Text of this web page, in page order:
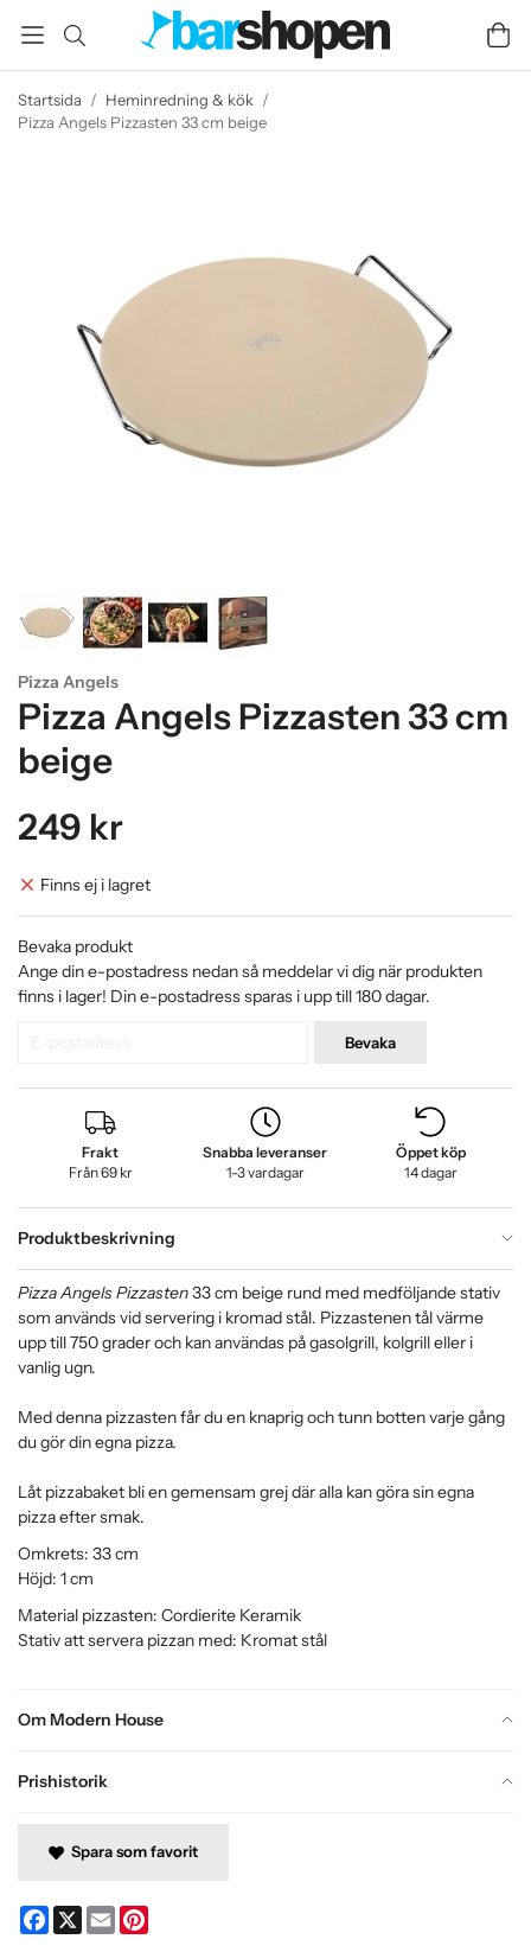
Startsida / Heminredning & kök /
Pizza Angels Pizzasten 33 cm beige
Pizza Angels
Pizza Angels Pizzasten 33 cm
beige
249 kr
Finns ej i lagret
Bevaka produkt
Ange din e-postadress nedan så meddelar vi dig när produkten
finns i lager! Din e-postadress sparas i upp till 180 dagar.
Bevaka
Frakt
Från 69 kr
Snabba leveranser
1-3 vardagar
Öppet köp
14 dagar
Produktbeskrivning
Om Modern House
Prishistorik
Pizza Angels Pizzasten33 cm beige rund med medföljande stativ
som används vid servering i kromad stål. Pizzastenen tål värme
upp till 750 grader och kan användas på gasolgrill, kolgrill eller i
vanlig ugn.
Med denna pizzasten får du en knaprig och tunn botten varje gång
du gör din egna pizza.
Låt pizzabaket bli en gemensam grej där alla kan göra sin egna
pizza efter smak.
Omkrets: 33 cm
Höjd: 1 cm
Material pizzasten: Cordierite Keramik
Stativ att servera pizzan med: Kromat stål
Spara som favorit
Facebook
X Email